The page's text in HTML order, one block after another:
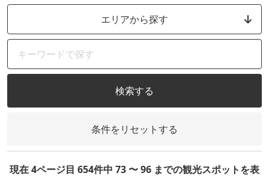
エリアから探す
検索する
条件をリセットする
現在 4ページ目 654件中 73 〜 96 までの観光スポットを表